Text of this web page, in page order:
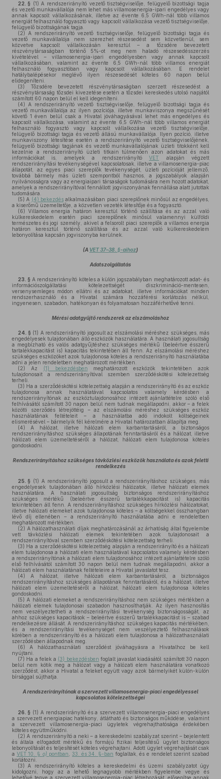
22. § (1) A rendszerirányító vezető tisztségviselője, felügyelő bizottsági tagja
és vezető munkavállalója nem lehet más villamosenergia-ipari engedélyes vagy
annak kapcsolt vállalkozásának, illetve az évente 6,5 GWh-nál több villamos
energiát felhasználó fogyasztó vagy kapcsolt vállalkozása vezető tisztségviselője,
felügyelő bizottságának tagja.
(2) A rendszerirányító vezető tisztségviselője, felügyelő bizottsági tagja és
vezető munkavállalója nem szerezhet részesedést sem közvetlenül, sem
közvetve kapcsolt vállalkozásán keresztül – a tőzsdére bevezetett
részvénytársaságban történő 5%-ot meg nem haladó részesedésszerzés
kivételével – villamosenergia-ipari engedélyesben vagy annak kapcsolt
vállalkozásában, valamint az évente 6,5 GWh-nál több villamos energiát
felhasználó fogyasztóban vagy kapcsolt vállalkozásában. E rendelet
hatálybalépésekor meglévő ilyen részesedését köteles 60 napon belül
elidegeníteni.
(3) Tőzsdére bevezetett részvénytársaságban szerzett részesedést a
részvénytársaság tőzsdei kivezetése esetén a tőzsdei kereskedés utolsó napjától
számított 60 napon belül el kell idegeníteni.
(4) A rendszerirányító vezető tisztségviselője, felügyelő bizottsági tagja és
vezető munkavállalója az ilyen pozíciója, illetve munkaviszonya megszűnését
követő 1 éven belül csak a Hivatal jóváhagyásával lehet más engedélyes és
kapcsolt vállalkozása, valamint az évente 6,5 GWh-nál több villamos energiát
felhasználó fogyasztó vagy kapcsolt vállalkozása vezető tisztségviselője,
felügyelő bizottsági tagja és vezető állású munkavállalója. Ilyen pozíció, illetve
munkaviszony létesítése esetén a rendszerirányító vezető tisztségviselőjének,
felügyelő bizottsági tagjának és vezető munkavállalójának üzleti titokként kell
kezelnie a rendszerirányító üzleti titkain túlmenően azon adatokat és más
információkat is, amelyek a rendszerirányítóVET alapján végzett
rendszerirányítási tevékenységével kapcsolatosak, illetve a villamosenergia-piac
állapotát, az egyes piaci szereplők tevékenységét, üzleti pozícióját jellemző,
továbbá bármely más üzleti szempontból hasznos, a jogszabályok alapján
nyilvánosságra vagy az energiaipari társaságok tudomására nem hozott adatokat,
amelyek a rendszerirányítóval fennállott jogviszonyának fennállása alatt jutottak
tudomására.
(5) A (4) bekezdés alkalmazásában piaci szereplőnek minősül az engedélyes,
a kiserőmű üzemeltetője, a közvetlen vezeték létesítője és a fogyasztó.
(6) Villamos energia határon keresztül történő szállítása és az azzal való
külkereskedelem esetén piaci szereplőnek minősül valamennyi külföldi
természetes és jogi személy, akivel a felsorolt piaci szereplők a villamos energia
határon keresztül történő szállítása és az azzal való külkereskedelem
lebonyolítása kapcsán jogviszonyba kerülnek.
(A VET 37–38. §-aihoz)
Adatszolgáltatás
23. § A rendszerirányító köteles a külön jogszabályban meghatározott adat- és
információszolgáltatási kötelezettségét diszkrimináció-mentesen,
versenysemleges módon ellátni és az adatokat, illetve információkat minden
rendszerhasználó és a Hivatal számára hozzáférési korlátozás nélkül,
ingyenesen, szabadon, hatékonyan és folyamatosan hozzáférhetővé tenni.
Mérési adatgyűjtő rendszerek az elszámoláshoz
24. § (1) A rendszerirányító jogosult az elszámolási méréshez szükséges, más
engedélyesek tulajdonában álló eszközök használatára. A használati jogosultság
a megbízható és valós adatgyűjtéshez szükséges mértékű (beleértve ésszerű
tartalékkapacitást is) kapacitás tekintetében áll fenn. Az elszámolási méréshez
szükséges eszközöket azok tulajdonosa köteles a rendszerirányító használatába
adni a jelen rendeletben meghatározott mértékben.
(2) Az (1) bekezdésben meghatározott eszközök tekintetében azok
tulajdonosait a rendszerirányítóval szemben szerződéskötési kötelezettség
terheli.
(3) Ha a szerződéskötési kötelezettség alapján a rendszerirányító és az eszköz
tulajdonosa annak használatával kapcsolatos valamely kérdésben a
rendszerirányítónak az eszköztulajdonosához intézett ajánlattételre szóló első
felhívásától számított 30 napon belül nem tudnak megállapodni, akkor – a felek
közötti szerződés létrejöttéig – az elszámolási méréshez szükséges eszköz
használatának feltételeit – a használatba adó indokolt költségeinek
elismerésével – bármelyik fél kérelmére a Hivatal határozatban állapítja meg.
(4) A hálózat, illetve hálózati elem karbantartásáról, a biztonságos
rendszerirányításhoz szükséges állapotának fenntartásáról és a hálózat, illetve
hálózati elem üzemeltetéséről a hálózat, hálózati elem tulajdonosa köteles
gondoskodni.
Rendszerirányításhoz szükséges távközlési eszközök használata és azok feletti
rendelkezés
25. § (1) A rendszerirányító jogosult a rendszerirányításhoz szükséges, más
engedélyesek tulajdonában álló hírközlési hálózatok, illetve hálózati elemek
használatára. A használati jogosultság biztonságos rendszerirányításhoz
szükséges mértékű (beleértve ésszerű tartalékkapacitást is) kapacitás
tekintetében áll fenn. A rendszerirányításhoz szükséges hírközlési hálózatokat,
illetve hálózati elemeket azok tulajdonosa köteles – a költségekkel összhangban
lévő díj ellenében – a rendszerirányító használatába adni e rendeletben
meghatározott mértékben.
(2) A hálózathasználati díjak meghatározásánál az árhatóság által figyelembe
vett távközlési hálózati elemek tekintetében azok tulajdonosait a
rendszerirányítóval szemben szerződéskötési kötelezettség terheli.
(3) Ha a szerződéskötési kötelezettség alapján a rendszerirányító és a hálózati
elem tulajdonosa a hálózati elem használatával kapcsolatos valamely kérdésben
a rendszerirányítónak a hálózati elem tulajdonosához intézett ajánlattételre szóló
első felhívásától számított 30 napon belül nem tudnak megállapodni, akkor a
hálózati elem használatának feltételeire a Hivatal javaslatot tesz.
(4) A hálózat, illetve hálózati elem karbantartásáról, a biztonságos
rendszerirányításhoz szükséges állapotának fenntartásáról, és a hálózat, illetve
hálózati elem üzemeltetéséről a hálózat, hálózati elem tulajdonosa köteles
gondoskodni.
(5) A hálózati elemeket a rendszerirányításhoz nem szükséges mértékben a
hálózati elemek tulajdonosai szabadon hasznosíthatják. Az ilyen hasznosítás
nem veszélyeztetheti a rendszerirányítási tevékenység biztonságosságát, az
ahhoz szükséges kapacitások – beleértve ésszerű tartalékkapacitást is – szabad
rendelkezésre állását. A rendszerirányításhoz szükséges kapacitás mértékében,
és a rendszerirányítási tevékenységet nem veszélyeztető felhasználások
körében a rendszerirányító és a hálózati elem tulajdonosa a hálózathasználati
szerződésben állapodnak meg.
(6) A hálózathasználati szerződést jóváhagyásra a Hivatalhoz be kell
nyújtani.
(7) Ha a felek a (3) bekezdésben foglalt javaslat kiadásától számított 30 napon
belül nem kötik meg a hálózat vagy a hálózati elem használatára vonatkozó
szerződést, akkor a Hivatal a feleket együtt vagy azok bármelyikét külön-külön
bírsággal sújthatja.
A rendszerirányítónak a szervezett villamosenergia-piaci engedélyessel
kapcsolatos kötelezettségei
26. § (1) A rendszerirányító és a szervezett villamosenergia-piaci engedélyes
a szervezett energiapiac hatékony, átlátható és biztonságos működése, valamint
a szervezett villamosenergia-piaci ügyletek végrehajthatósága érdekében
köteles együttműködni.
(2) A rendszerirányító a neki – a kereskedelmi szabályzat szerint – bejelentett
és általa elfogadott mértékű és formájú fizikai teljesítésű ügylet biztonságos
lebonyolítását és teljesítését köteles végrehajtani. Adott ügylet végrehajtását csak
a VET 10. § o) pontban ,33. és 34. §-ban foglaltak, és e rendelet szerint szabad
korlátozni.
(3) A rendszerirányító köteles a kereskedelmi és üzemi szabályzatot úgy
kidolgozni, hogy az a lehető legnagyobb mértékben figyelembe vegye és
lehetővé tegye a szervezett villamosenergia-piac létrehozását, elősegítse annak